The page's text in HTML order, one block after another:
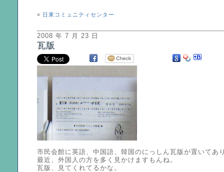
« 日東コミュニティセンター
2008 年 7 月 23 日
瓦版
市民会館に英語、中国語、韓国のにっしん瓦版が置いてあ
最近、外国人の方を多く見かけますもんね。
瓦版、見てくれてるかな。